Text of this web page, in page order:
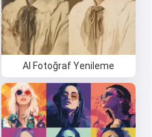
AI Fotoğraf Yenileme